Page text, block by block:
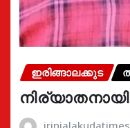
ഇരിങ്ങാലക്കുട
നിര്യാതനായി